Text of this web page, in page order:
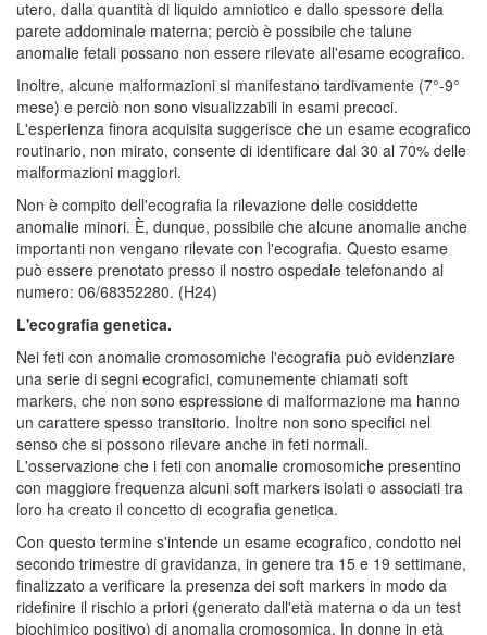
utero, dalla quantità di liquido amniotico e dallo spessore della
parete addominale materna; perciò è possibile che talune
anomalie fetali possano non essere rilevate all'esame ecografico.
Inoltre, alcune malformazioni si manifestano tardivamente (7°-9°
mese) e perciò non sono visualizzabili in esami precoci.
L'esperienza finora acquisita suggerisce che un esame ecografico
routinario, non mirato, consente di identificare dal 30 al 70% delle
malformazioni maggiori.
Non è compito dell'ecografia la rilevazione delle cosiddette
anomalie minori. È, dunque, possibile che alcune anomalie anche
importanti non vengano rilevate con l'ecografia. Questo esame
può essere prenotato presso il nostro ospedale telefonando al
numero: 06/68352280. (H24)
L'ecografia genetica.
Nei feti con anomalie cromosomiche l'ecografia può evidenziare
una serie di segni ecografici, comunemente chiamati soft
markers, che non sono espressione di malformazione ma hanno
un carattere spesso transitorio. Inoltre non sono specifici nel
senso che si possono rilevare anche in feti normali.
L'osservazione che i feti con anomalie cromosomiche presentino
con maggiore frequenza alcuni soft markers isolati o associati tra
loro ha creato il concetto di ecografia genetica.
Con questo termine s'intende un esame ecografico, condotto nel
secondo trimestre di gravidanza, in genere tra 15 e 19 settimane,
finalizzato a verificare la presenza dei soft markers in modo da
ridefinire il rischio a priori (generato dall'età materna o da un test
biochimico positivo) di anomalia cromosomica. In donne in età